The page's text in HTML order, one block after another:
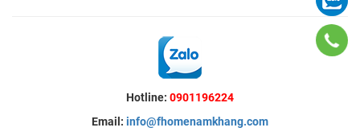
Hotline: 0901196224
Email: info@fhomenamkhang.com